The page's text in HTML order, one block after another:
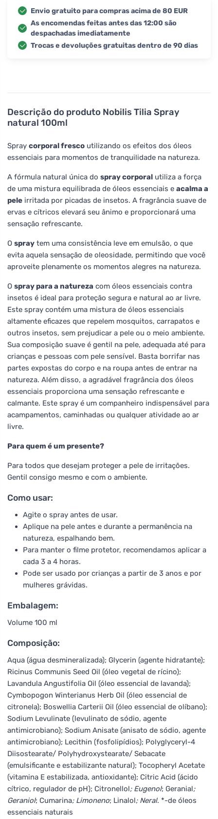
Descrição do produto Nobilis Tilia Spray
natural 100ml
Spray corporal fresco utilizando os efeitos dos óleos
essenciais para momentos de tranquilidade na natureza.
A fórmula natural única do spray corporal utiliza a força
de uma mistura equilibrada de óleos essenciais e acalma a
pele irritada por picadas de insetos. A fragrância suave de
ervas e cítricos elevará seu ânimo e proporcionará uma
sensação refrescante.
O spray tem uma consistência leve em emulsão, o que
evita aquela sensação de oleosidade, permitindo que você
aproveite plenamente os momentos alegres na natureza.
O spray para a natureza com óleos essenciais contra
insetos é ideal para proteção segura e natural ao ar livre.
Este spray contém uma mistura de óleos essenciais
altamente eficazes que repelem mosquitos, carrapatos e
outros insetos, sem prejudicar a pele ou o meio ambiente.
Sua composição suave é gentil na pele, adequada até para
crianças e pessoas com pele sensível. Basta borrifar nas
partes expostas do corpo e na roupa antes de entrar na
natureza. Além disso, a agradável fragrância dos óleos
essenciais proporciona uma sensação refrescante e
calmante. Este spray é um companheiro indispensável para
acampamentos, caminhadas ou qualquer atividade ao ar
livre.
Para quem é um presente?
Para todos que desejam proteger a pele de irritações.
Gentil consigo mesmo e com o ambiente.
Como usar:
Agite o spray antes de usar.
Aplique na pele antes e durante a permanência na
natureza, espalhando bem.
Para manter o filme protetor, recomendamos aplicar a
cada 3 a 4 horas.
Pode ser usado por crianças a partir de 3 anos e por
mulheres grávidas.
Embalagem:
Volume 100 ml
Composição:
Aqua (água desmineralizada); Glycerin (agente hidratante);
Ricinus Communis Seed Oil (óleo vegetal de rícino);
Lavandula Angustifolia Oil (óleo essencial de lavanda);
Cymbopogon Winterianus Herb Oil (óleo essencial de
citronela); Boswellia Carterii Oil (óleo essencial de olíbano);
Sodium Levulinate (levulinato de sódio, agente
antimicrobiano); Sodium Anisate (anisato de sódio, agente
antimicrobiano); Lecithin (fosfolipídios); Polyglyceryl-4
Diisostearate/ Polyhydroxystearate/ Sebacate
(emulsificante e estabilizante natural); Tocopheryl Acetate
(vitamina E estabilizada, antioxidante); Citric Acid (ácido
cítrico, regulador de pH); Citronellol; Eugenol; Geranial;
Geraniol; Cumarina; Limoneno; Linalol; Neral. *-de óleos
essenciais naturais
Envio gratuito para compras acima de 80 EUR
As encomendas feitas antes das 12:00 são
despachadas imediatamente
Trocas e devoluções gratuitas dentro de 90 dias